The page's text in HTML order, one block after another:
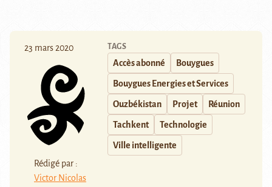
23 mars 2020
Rédigé par :
Victor Nicolas
TAGS
Accès abonné Bouygues
Bouygues Energies et Services
Ouzbékistan Projet Réunion
Tachkent Technologie
Ville intelligente